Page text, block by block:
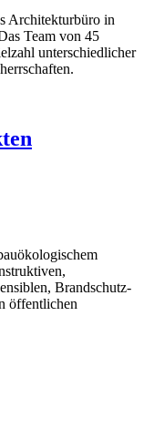
Architekturbüro in
Team von 45
unterschiedlicher
Brandschutz-
öffentlichen